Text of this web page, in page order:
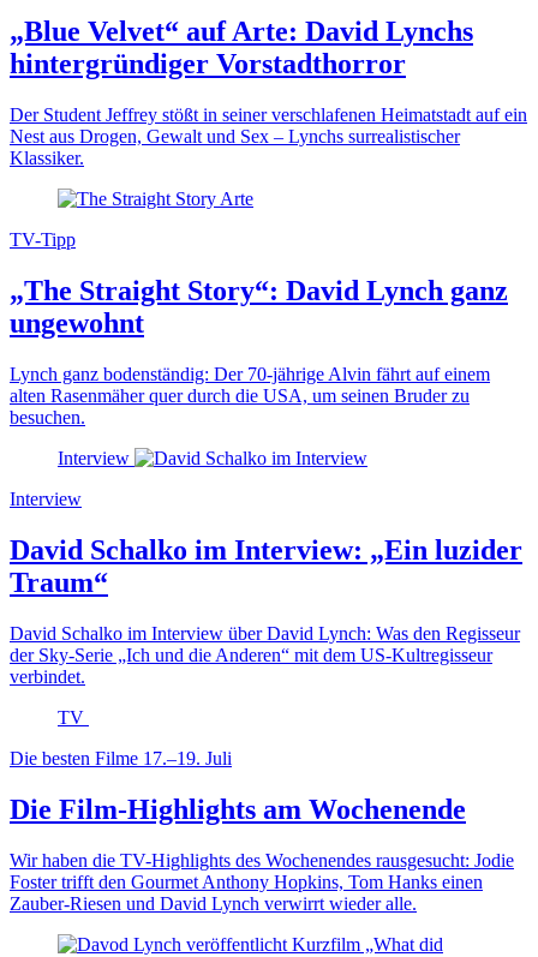
„Blue Velvet“ auf Arte: David Lynchs
hintergründiger Vorstadthorror
Der Student Jeffrey stößt in seiner verschlafenen Heimatstadt auf ein
Nest aus Drogen, Gewalt und Sex – Lynchs surrealistischer
Klassiker.
TV-Tipp
„The Straight Story“: David Lynch ganz
ungewohnt
Lynch ganz bodenständig: Der 70-jährige Alvin fährt auf einem
alten Rasenmäher quer durch die USA, um seinen Bruder zu
besuchen.
Interview
Interview
David Schalko im Interview: „Ein luzider
Traum“
David Schalko im Interview über David Lynch: Was den Regisseur
der Sky-Serie „Ich und die Anderen“ mit dem US-Kultregisseur
verbindet.
TV
Die besten Filme 17.–19. Juli
Die Film-Highlights am Wochenende
Wir haben die TV-Highlights des Wochenendes rausgesucht: Jodie
Foster trifft den Gourmet Anthony Hopkins, Tom Hanks einen
Zauber-Riesen und David Lynch verwirrt wieder alle.